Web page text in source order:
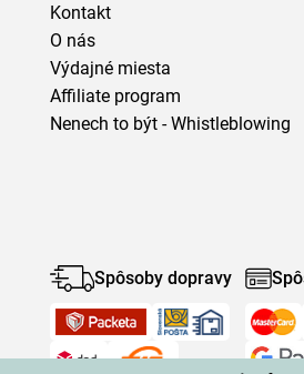
Kontakt
O nás
Výdajné miesta
Affiliate program
Nenech to být - Whistleblowing
Spôsoby dopravy